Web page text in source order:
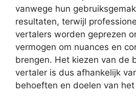
vanwege hun
resultaten, terwijl
vertalers worden geprezen
vermogen om nuances en
brengen. Het kiezen van de
vertaler is dus afhankelijk
behoeften en doelen van